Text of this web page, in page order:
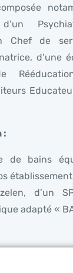
Chef de
d’une
:
de bains
d’un
adapté «